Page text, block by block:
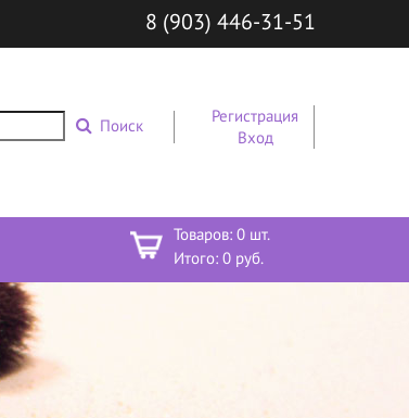
8 (903) 446-31-51
Поиск
Регистрация
Вход
Товаров: 0 шт.
Итого: 0 руб.